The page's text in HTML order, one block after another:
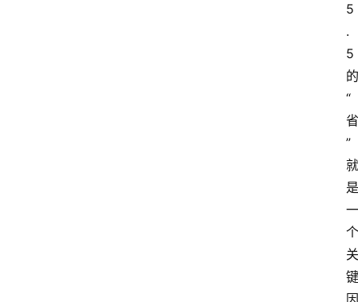
5
.
5
的
“
省
”
就
是
一
个
关
键
因